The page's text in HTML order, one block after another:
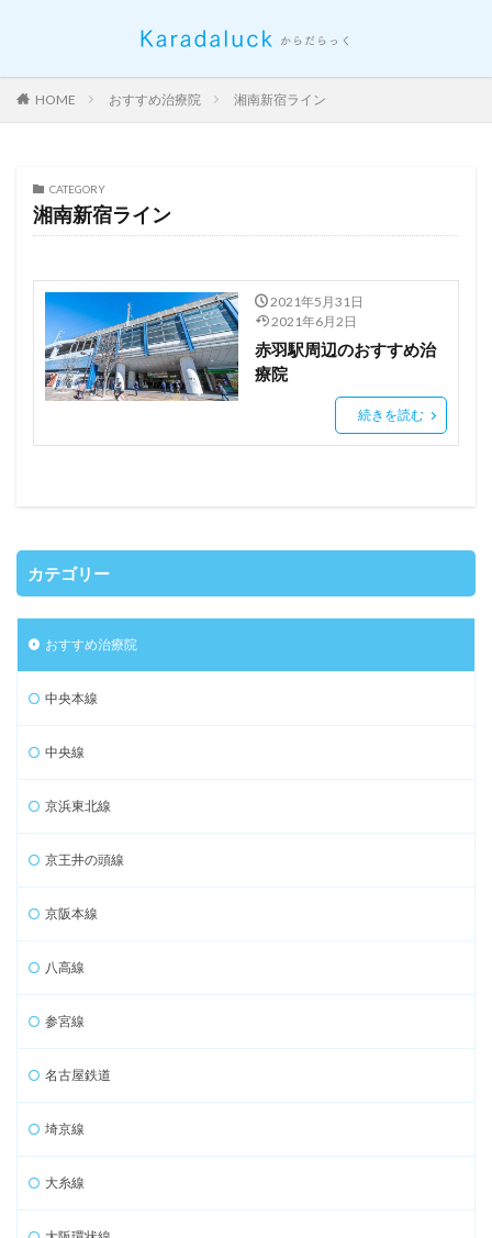
HOME おすすめ治療院 湘南新宿ライン
CATEGORY
湘南新宿ライン
2021年5月31日
2021年6月2日
赤羽駅周辺のおすすめ治
療院
続きを読む
カテゴリー
おすすめ治療院
中央本線
中央線
京浜東北線
京王井の頭線
京阪本線
八高線
参宮線
名古屋鉄道
埼京線
大糸線